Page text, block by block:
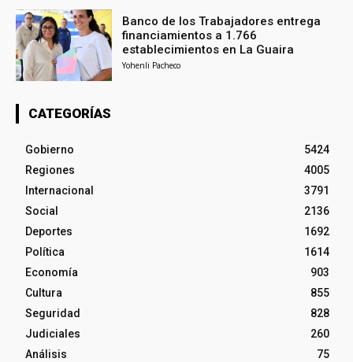
Banco de los Trabajadores entrega
financiamientos a 1.766
establecimientos en La Guaira
Yohenli Pacheco
CATEGORÍAS
Gobierno
5424
Regiones
4005
Internacional
3791
Social
2136
Deportes
1692
Política
1614
Economía
903
Cultura
855
Seguridad
828
Judiciales
260
Análisis
75